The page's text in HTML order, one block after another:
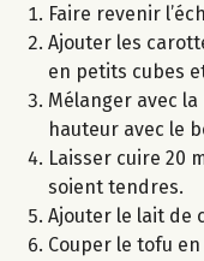
Faire revenir
Ajouter les
en petits cubes
Mélanger avec la
hauteur avec le
Laisser cuire 20
soient tendres.
Ajouter le lait de
Couper le tofu